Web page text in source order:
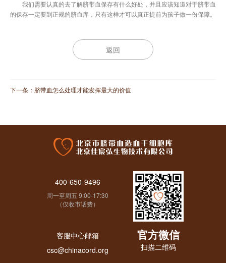
我们需要认真的去了解脐带血保存有什么好处，并且应该知道对于脐带血
的保存一定要到正规的脐血库，只有这样才可以真正提前为孩子做一份保障。
返回
下一条： 脐带血怎么处理才能发挥最大的价值
官方微信
扫描二维码
400-650-9496
周一至周五 9:00-17:30
（仅收市话费）
客服中心邮箱
csc@chinacord.org